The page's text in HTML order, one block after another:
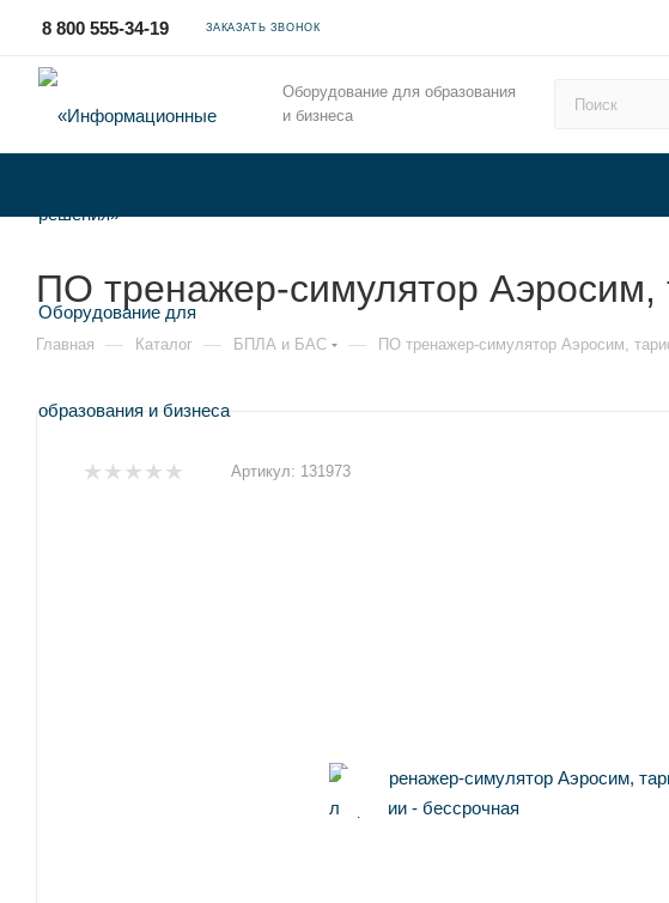
8 800 555-34-19 ЗАКАЗАТЬ ЗВОНОК
Оборудование для образования
и бизнеса
ПО тренажер-симулятор
Главная — Каталог — БПЛА и БАС — ПО тренажер-симулятор Аэросим,
Артикул: 131973